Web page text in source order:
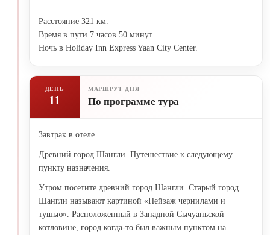
Расстояние 321 км.
Время в пути 7 часов 50 минут.
Ночь в Holiday Inn Express Yaan City Center.
ДЕНЬ
11
МАРШРУТ ДНЯ
По программе тура
Завтрак в отеле.
Древний город Шангли. Путешествие к следующему
пункту назначения.
Утром посетите древний город Шангли. Старый город
Шангли называют картиной «Пейзаж чернилами и
тушью». Расположенный в Западной Сычуаньской
котловине, город когда-то был важным пунктом на